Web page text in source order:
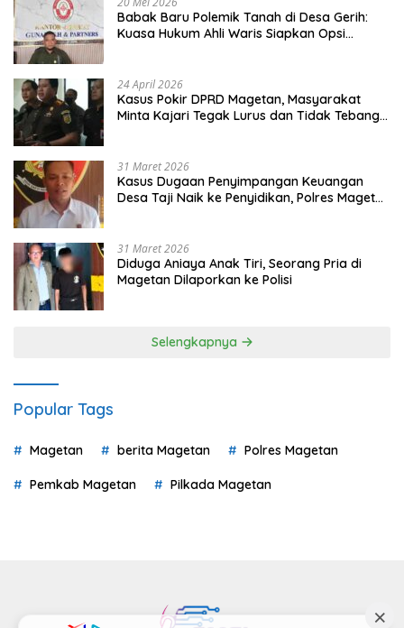
Babak Baru Polemik Tanah di Desa Gerih:
Kuasa Hukum Ahli Waris Siapkan Opsi
24 April 2026
Kasus Pokir DPRD Magetan, Masyarakat
Minta Kajari Tegak Lurus dan Tidak Tebang
31 Maret 2026
Kasus Dugaan Penyimpangan Keuangan
Desa Taji Naik ke Penyidikan, Polres Magetan
31 Maret 2026
Diduga Aniaya Anak Tiri, Seorang Pria di
Magetan Dilaporkan ke Polisi
Selengkapnya
Popular Tags
Magetan berita Magetan Polres Magetan
Pemkab Magetan Pilkada Magetan